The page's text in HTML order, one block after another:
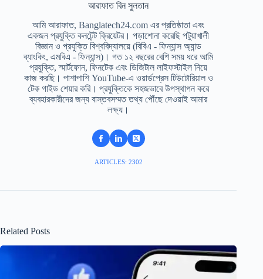
আরাফাত বিন সুলতান
আমি আরাফাত, Banglatech24.com এর প্রতিষ্ঠাতা এবং
একজন প্রযুক্তি কনটেন্ট ক্রিয়েটর। পড়াশোনা করেছি পটুয়াখালী
বিজ্ঞান ও প্রযুক্তি বিশ্ববিদ্যালয়ে (বিবিএ - ফিন্যান্স অ্যান্ড
ব্যাংকিং, এমবিএ - ফিন্যান্স)। গত ১২ বছরের বেশি সময় ধরে আমি
প্রযুক্তি, স্মার্টফোন, ফিনটেক এবং ডিজিটাল লাইফস্টাইল নিয়ে
কাজ করছি। পাশাপাশি YouTube-এ ওয়ার্ডপ্রেস টিউটোরিয়াল ও
টেক গাইড শেয়ার করি। প্রযুক্তিকে সহজভাবে উপস্থাপন করে
ব্যবহারকারীদের জন্য বাস্তবসম্মত তথ্য পৌঁছে দেওয়াই আমার
লক্ষ্য।
ARTICLES: 2302
Related Posts